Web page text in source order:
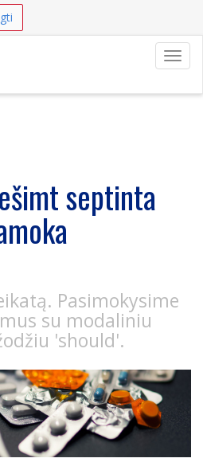
septinta
Pasimokysime
su modaliniu
'should'.